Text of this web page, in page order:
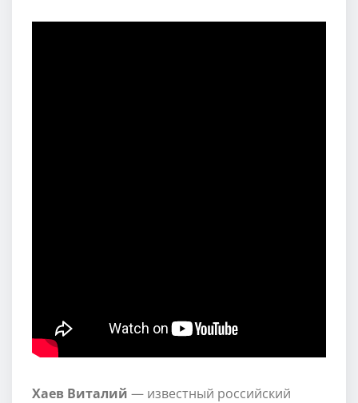
Хаев Виталий — известный российский